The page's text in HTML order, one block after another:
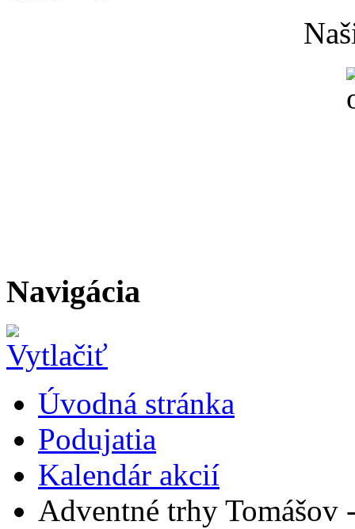
Navigácia
Úvodná stránka
Podujatia
Kalendár akcií
Adventné trhy Tomášov